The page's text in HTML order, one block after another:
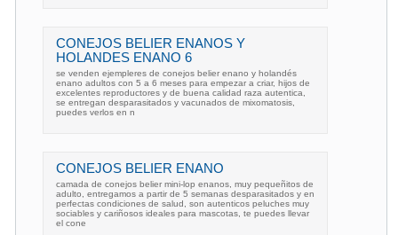
CONEJOS BELIER ENANOS Y
HOLANDES ENANO 6
se venden ejempleres de conejos belier enano y holandés
enano adultos con 5 a 6 meses para empezar a criar, hijos de
excelentes reproductores y de buena calidad raza autentica,
se entregan desparasitados y vacunados de mixomatosis,
puedes verlos en n
CONEJOS BELIER ENANO
camada de conejos belier mini-lop enanos, muy pequeñitos de
adulto, entregamos a partir de 5 semanas desparasitados y en
perfectas condiciones de salud, son autenticos peluches muy
sociables y cariñosos ideales para mascotas, te puedes llevar
el cone